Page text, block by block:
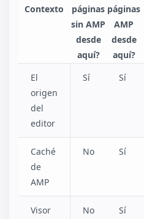
Contexto
páginas
sin AMP
desde
aquí?
páginas
AMP
desde
aquí?
El
origen
del
editor
Sí Sí
Caché
de
AMP
No Sí
Visor
No Sí